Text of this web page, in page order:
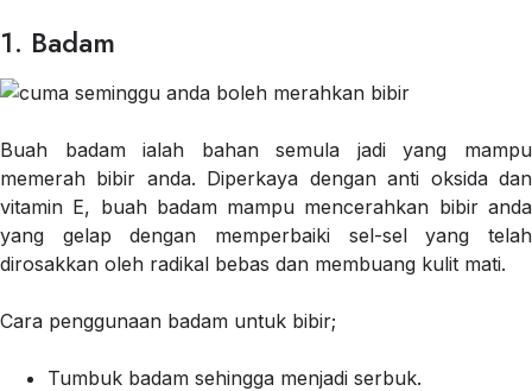
1. Badam
Buah badam ialah bahan semula jadi yang mampu
memerah bibir anda. Diperkaya dengan anti oksida dan
vitamin E, buah badam mampu mencerahkan bibir anda
yang gelap dengan memperbaiki sel-sel yang telah
dirosakkan oleh radikal bebas dan membuang kulit mati.
Cara penggunaan badam untuk bibir;
Tumbuk badam sehingga menjadi serbuk.